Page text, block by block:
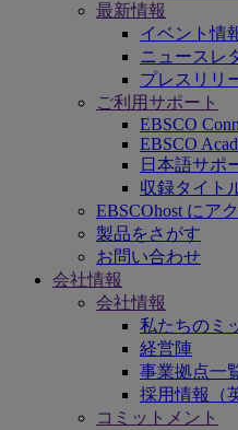
最新情報
イベント情
ニュースレ
プレスリリ
ご利用サポート
EBSCO
EBSCO
日本語サポ
収録タイト
EBSCOhost にア
製品をさがす
お問い合わせ
会社情報
会社情報
私たちのミ
経営陣
事業拠点一
採用情報（
コミットメント